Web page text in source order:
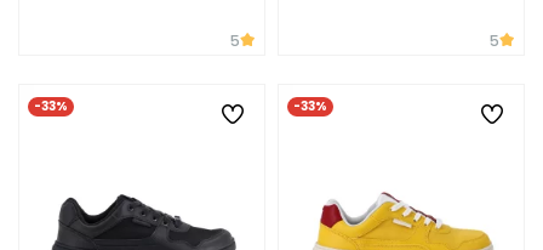
5 5
-33% -33%